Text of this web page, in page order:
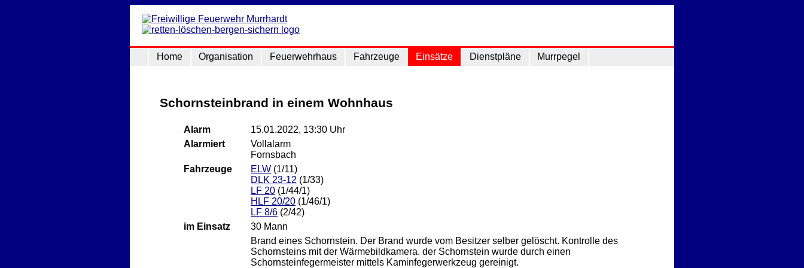
Home Organisation Feuerwehrhaus Fahrzeuge Einsätze Dienstpläne Murrpegel
Schornsteinbrand in einem Wohnhaus
Alarm
15.01.2022, 13:30 Uhr
Alarmiert
Vollalarm
Fornsbach
Fahrzeuge
ELW (1/11)
DLK 23-12 (1/33)
LF 20 (1/44/1)
HLF 20/20 (1/46/1)
LF 8/6 (2/42)
im Einsatz
30 Mann
Brand eines Schornstein. Der Brand wurde vom Besitzer selber gelöscht. Kontrolle des
Schornsteins mit der Wärmebildkamera. der Schornstein wurde durch einen
Schornsteinfegermeister mittels Kaminfegerwerkzeug gereinigt.